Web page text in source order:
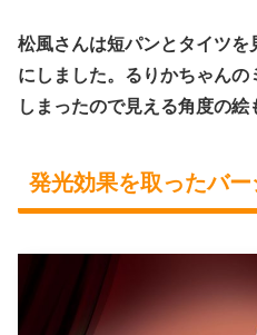
松風さんは短パンとタイツ
にしました。るりかちゃん
しまったので見える角度の絵
発光効果を取ったバー